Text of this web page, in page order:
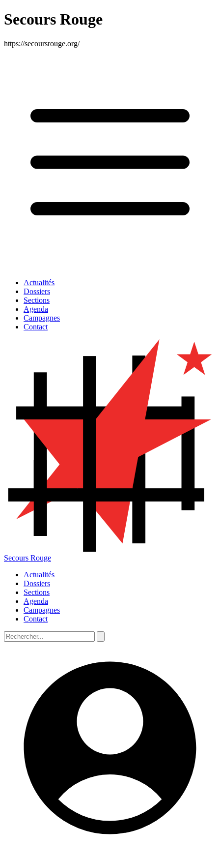
Secours Rouge
https://secoursrouge.org/
Actualités
Dossiers
Sections
Agenda
Campagnes
Contact
Secours Rouge
Actualités
Dossiers
Sections
Agenda
Campagnes
Contact